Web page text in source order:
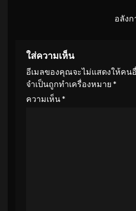
อลัง
ใส่ความเห็น
อีเมลของคุณจะไม่แสดงให้คน
จำเป็นถูกทำเครื่องหมาย *
ความเห็น*